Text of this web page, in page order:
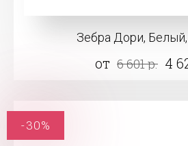
Зебра Дори,
от 6 601 р. 4
-30%